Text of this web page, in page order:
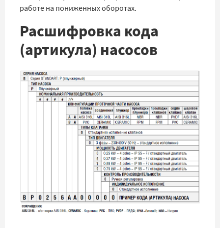
работе на пониженных оборотах.
Расшифровка кода
(артикула) насосов